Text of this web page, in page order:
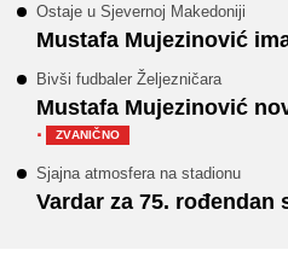
Ostaje u Sjevernoj Makedoniji
Mustafa Mujezinović
Bivši fudbaler Željezničara
Mustafa Mujezinović
·
ZVANIČNO
Sjajna atmosfera na stadionu
Vardar za 75. rođendan